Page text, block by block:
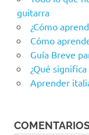
guitarra
¿Cómo
Cómo
Guía Breve
¿Qué
Aprender